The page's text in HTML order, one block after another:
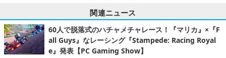
関連ニュース
60人で脱落式のハチャメチャレース！『マリカ』×『F
all Guys』なレーシング『Stampede: Racing Royal
e』発表【PC Gaming Show】